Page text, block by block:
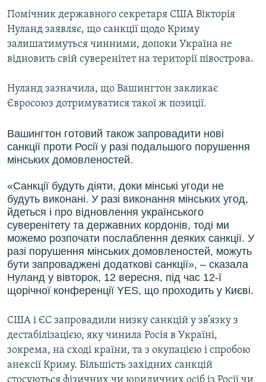
Усі сайти RFE/RL
Помічник державного секретаря США Вікторія
Нуланд заявляє, що санкції щодо Криму
залишатимуться чинними, допоки Україна не
відновить свій суверенітет на території півострова.
Нуланд зазначила, що Вашингтон закликає
Євросоюз дотримуватися такої ж позиції.
Вашингтон готовий також запровадити нові
санкції проти Росії у разі подальшого порушення
мінських домовленостей.
«Санкції будуть діяти, доки мінські угоди не
будуть виконані. У разі виконання мінських угод,
йдеться і про відновлення українського
суверенітету та державних кордонів, тоді ми
можемо розпочати послаблення деяких санкції. У
разі порушення мінських домовленостей, можуть
бути запроваджені додаткові санкції», – сказала
Нуланд у вівторок, 12 вересня, під час 12-ї
щорічної конференції YES, що проходить у Києві.
США і ЄС запровадили низку санкцій у зв’язку з
дестабілізацією, яку чинила Росія в Україні,
зокрема, на сході країни, та з окупацією і спробою
анексії Криму. Більшість західних санкцій